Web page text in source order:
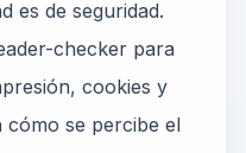
es de seguridad.
checker para
cookies y
cómo se percibe el